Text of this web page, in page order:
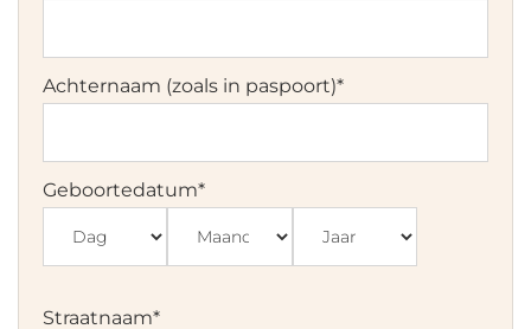
Achternaam (zoals in paspoort)*
Geboortedatum*
Straatnaam*